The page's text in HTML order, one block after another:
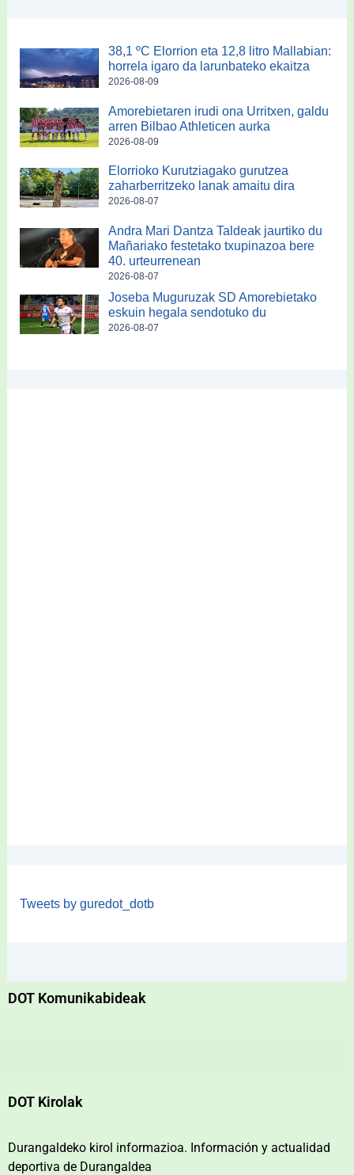
38,1 ºC Elorrion eta 12,8 litro Mallabian:
horrela igaro da larunbateko ekaitza
2026-08-09
Amorebietaren irudi ona Urritxen, galdu
arren Bilbao Athleticen aurka
2026-08-09
Elorrioko Kurutziagako gurutzea
zaharberritzeko lanak amaitu dira
2026-08-07
Andra Mari Dantza Taldeak jaurtiko du
Mañariako festetako txupinazoa bere
40. urteurrenean
2026-08-07
Joseba Muguruzak SD Amorebietako
eskuin hegala sendotuko du
2026-08-07
Tweets by guredot_dotb
DOT Komunikabideak
DOT Kirolak
Durangaldeko kirol informazioa. Información y actualidad
deportiva de Durangaldea